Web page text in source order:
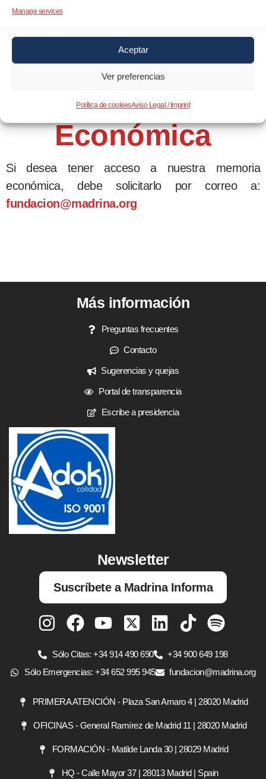
Manage services
Aceptar
Ver preferencias
Política de cookiesAviso Legal / Imprint
atención sanitaria.
Memoria
Económica
Si desea tener acceso a nuestra memoria
económica, debe solicitarlo por correo a:
fundacion@madrina.org
Más información
Preguntas frecuentes
Contacto
Sugerencias y quejas
Portal de transparencia
Escribe a presidencia
Newsletter
Suscríbete a Madrina Informa
Sólo Citas: +34 914 490 690
+34 900 649 198
Sólo Emergencias: +34 652 995 945
fundacion@madrina.org
PRIMERA ATENCIÓN - Plaza San Amaro 4 | 28020 Madrid
OFICINAS - General Ramírez de Madrid 11 | 28020 Madrid
FORMACIÓN - Matilde Landa 30 | 28029 Madrid
HQ - Calle Mayor 37 | 28013 Madrid | Spain